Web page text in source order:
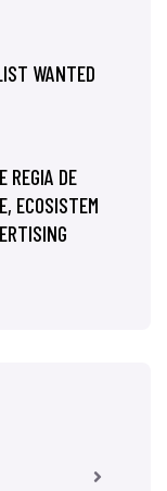
WANTED
REGIA DE
ECOSISTEM